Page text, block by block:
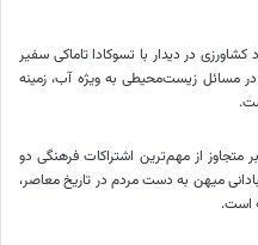
کشاورزی در دیدار با تسوکادا تاماکی سفیر
در مسائل زیست‌محیطی به ویژه آب، زمینه
متجاوز از مهم‌ترین اشتراکات فرهنگی دو
میهن به دست مردم در تاریخ معاصر،
است.